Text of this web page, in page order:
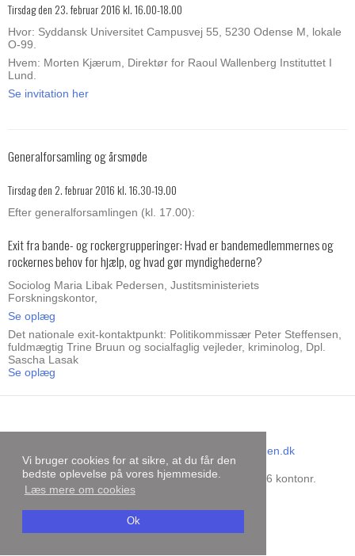
Vi bruger cookies for at sikre, at du får den
bedste oplevelse på vores hjemmeside.
Læs mere om cookies
Ok
Tirsdag den 23. februar 2016 kl. 16.00-18.00
Hvor: Syddansk Universitet Campusvej 55, 5230 Odense M, lokale
O-99.
Hvem: Morten Kjærum, Direktør for Raoul Wallenberg Instituttet I
Lund.
Se invitation her
Generalforsamling og årsmøde
Tirsdag den 2. februar 2016 kl. 16.30-19.00
Efter generalforsamlingen (kl. 17.00):
Exit fra bande- og rockergrupperinger: Hvad er bandemedlemmernes og
rockernes behov for hjælp, og hvad gør myndighederne?
Sociolog Maria Libak Pedersen, Justitsministeriets
Forskningskontor,
Se oplæg
Det nationale exit-kontaktpunkt: Politikommissær Peter Steffensen,
fuldmægtig Trine Bruun og socialfaglig vejleder, kriminolog, Dpl.
Sascha Lasak
Se oplæg
sekretariat@kriminalistforeningen.dk
CVR-nummer:31727499
Bankoplysninger:Danske Bank reg.nr. 9206 kontonr.